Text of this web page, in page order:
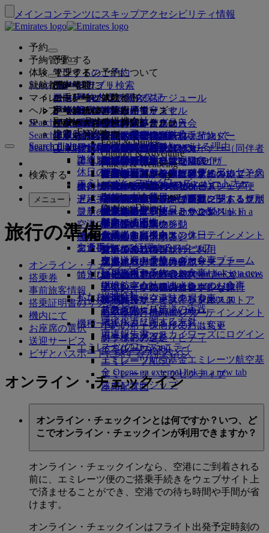
メインコンテンツにスキップアクセシビリティ情報
予約
予約する
フライトのご予約
フライト検索
フライト・スケジュール
お得な運賃
スペシャルオファー
ベストプライス・ファインダー
ご旅行の計画
ホテルの予約
ツアーとアクティビティ
旅行サービス
ミート＆グリートの手配ミート＆グリ
ートの手配 Opens an external link in a
new tab
ドバイ・コネクト
交通手段
空港送迎の予約
レンタカー予約
提携航空会社
空港駐車場空港駐車場 Opens an
external link in a new tab
オンライン予約について
Emiratesアプリ
ベストプライス保証
事前座席指定
Emiratesアプリ
Search flight
予約管理
管理する
予約管理
予約内容の照会
ご予約のキャンセル
予約の変更
座席の事前指定
アップグレード
送迎サービスの管理
アクセシブルな旅行の予約
オンライン・チェックイン
チェックイン・オプション
フライト状況
ご出発前に
ご出発前に
旅行情報
機内持込み禁止品目
規約および注意事項
旅行中の健康アドバイス
医療情報フォーム（MEDIF）
お食事に関する情報
UAEへの持込み禁止品目
ドバイ国際空港
エミレーツ・ターミナル3
ターミナル間の移動
空港送迎の予約
シャトルバス・サービス
お手荷物
手荷物情報
手荷物情報
受託手荷物（預入れ手荷物）
機内持ち込み手荷物
追加手荷物許容量を購入
追加の受託手荷物許容量について
ドバイでの手荷物サービス
遅延手荷物または破損手荷物
ビザおよびパスポート
ビザの要件をご確認ください
ビザとパスポート情報
米国渡航認証
アラブ首長国連邦（UAE）のビザ
Search flight
体験
機内体験
機内サービスについて
客室の特徴
ファーストクラス
ビジネスクラス
プレミアム・エコノミー
エコノミークラス
快適な機内
機内エンターテインメント
iceの最新コンテンツ
ice TV Live
機内Wi-Fi
お子様向け機内エンターテインメント
お食事
ファーストクラスのお食事
ビジネスクラスのお食事
プレミアム・エコノミーのお食事
エコノミークラスのお食事
お飲み物
機種一覧
ボーイング777
エミレーツA380
エミレーツA350
エミレーツ・エグゼクティブ
座席配置図
エミレーツ体験
ご旅行はここから始まります
エミレーツ体験
送迎サービス
エミレーツのサービス
季節の行事
非接触（コンタクトレス）の旅
エミレーツのラウンジ
ファーストクラス・ラウンジ
ビジネスクラス・ラウンジ
世界各地のラウンジ
パートナーラウンジ
有料でのラウンジのご利用
マルハバ・ラウンジ
エミレーツでショッピング
エミレーツ免税品コレクション
エミレーツ・オフィシャル・ストア
家族連れのご旅行
ご家族でのご旅行
家族旅行のプランを練る
アナカンパニード・マイナー（同伴者
のないお子様）
妊娠中
手荷物許容量
子供および幼児向け運賃に関する規則
チャイルドシートとかご型ベッド
空港で
機内にて
お子様連れのご旅行
幼児連れのご旅行
幼児の手荷物許容量
子供および幼児のお食事
お子様の楽しみ
お子様向け機内エンターテインメント
小さいお子様向けのおもちゃ
お子様のアクティビティ
Fly Better
ワンランク上を、飛びつづける。
ワンランク上を、飛びつづける理由
エミレーツについて
エミレーツについて
エミレーツ・ストーリー
メディア・センターメディア・センタ
ー Opens an external link in a new tab
グループ企業
安全
財務の透明性
責任あるビジネス
エミレーツで活躍するスタッフ
エミレーツのリーダーシップチーム
採用採用 Opens an external link in a new
tab
私たちの地球
サステナビリティの実践
環境保護に関する方針
環境報告書
エミレーツのコミュニティ
エミレーツ航空基金エミレーツ航空基
金 Opens an external link in a new tab
スポンサーシップ
Search flight
就航都市
エミレーツ就航都市
目的地
就航都市
アジア太平洋
北・中央・南アメリカ
アフリカ
ヨーロッパ
中東
ディスカバー・ドバイ
最新の目的地
ヘルシンキ
杭州
ダナン
深圳
シェムリアップ
Explore Dubai
Explore Dubai
Explore
Food & Drinks
Outdoor & Adventure
Fitness & Wellbeing
Culture & Heritage
Beach & Marine
Family entertainment
Outdoor Dining
エミレーツの提携会社
上空と地上のパートナー
エミレーツの提携会社
カンタス航空
flydubai
エミレーツ・スカイワーズ・パートナー
検索
エミレーツの目的地を見る
路線マップ
休日のアイデア
ビーチの目的地
自然の中の休日
歴史と文化の休日
都市での滞在
食通のお客様向けの休日
Search flight
マイレージ
エミレーツ・スカイワーズ
エミレーツ・スカイワーズに入会
エミレーツ・スカイワーズについて
会員ティア
フライドバイ
キャッシュ+マイル
デジタル会員カード
マイ・ファミリー・プログラム
マイルのご利用
マイルの申請
マイルを購入する
マイルのご獲得
スカイワーズ・スカイサーファー
Skywards ExclusivesSkywards Exclusives
Opens an external link in a new tab
提携会社
スカイワーズ鉄道
マイルカリキュレータ
エミレーツ・スカイワーズにログイン
スカイワーズ+
ビジネスリワーズ
ビジネスリワーズに登録
ビジネスリワーズについて
ビジネスリワーズに登録
ビジネスリワーズにログイン
特典
プログラム内容
よくある質問
Search flight
ヘルプ
サポートおよびお問い合わせ
サポートおよびお問い合わせ
サポートおよびお問い合わせ
変更またはキャンセル
ビザとパスポートに関するヘルプ
フィードバックとクレーム
手荷物の紛失または盗難に関するサポ
ート
ドバイ・コネクト
運航の変更
最近の渡航情報
フライトの状況の確認
特別なお手伝い
エミレーツのアクセシブルな旅行
特別支援サービスとリクエスト
よくあるご質問
よくある質問
よくある質問
お近くのエミレーツオフィスでご予約
当社ネットワークとコードシェア便
その他のエミレーツ商品
特別支援サービスとリクエスト
手荷物と遺失物
旅行の準備
空港で
エミレーツ・スカイワーズ
エミレーツ・ビジネスリワーズ
エミレーツの機内体験
ツールとリソース
モバイルとEmiratesアプリ
予約のキャンセルまたは変更
フライトの遅延
エミレーツについて
Search flight
JP
検索する
メニュー
旅行の準備
オンライン・チェックイン
搭乗券
事前旅客情報
搭乗証明書のリクエスト
機内にて
お座席の選択
送迎サービス
ビザとパスポートに関するアドバイス
オンライン・チェックイン
オンライン・チェックインとは何ですか？いつ、ど
こでオンライン・チェックインが利用できますか？
オンライン・チェックインなら、空港にご到着される
前に、エミレーツ便のご搭乗手続きをウェブサイト上
で済ませることができ、空港での待ち時間や手間が省
けます。
オンライン・チェックインはフライト出発予定時刻の